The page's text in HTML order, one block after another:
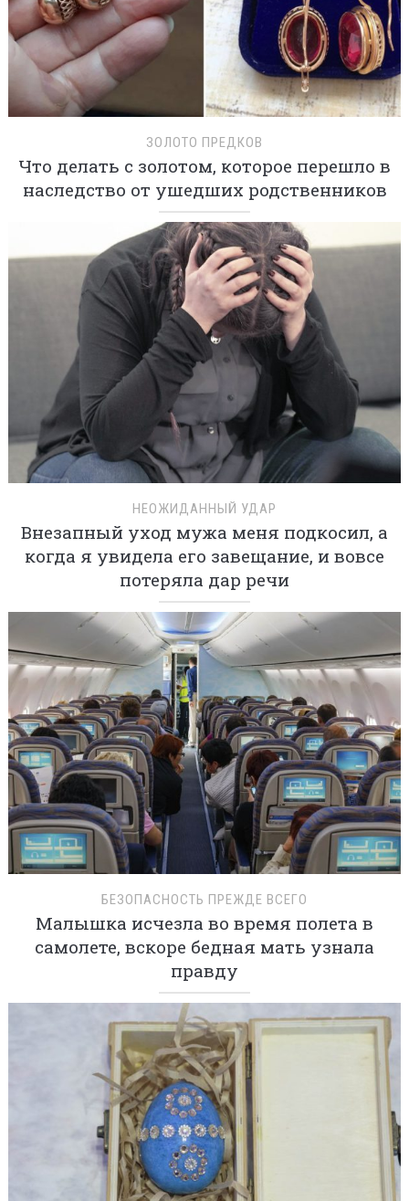
ЗОЛОТО ПРЕДКОВ
Что делать с золотом, которое перешло в
наследство от ушедших родственников
НЕОЖИДАННЫЙ УДАР
Внезапный уход мужа меня подкосил, а
когда я увидела его завещание, и вовсе
потеряла дар речи
БЕЗОПАСНОСТЬ ПРЕЖДЕ ВСЕГО
Малышка исчезла во время полета в
самолете, вскоре бедная мать узнала
правду